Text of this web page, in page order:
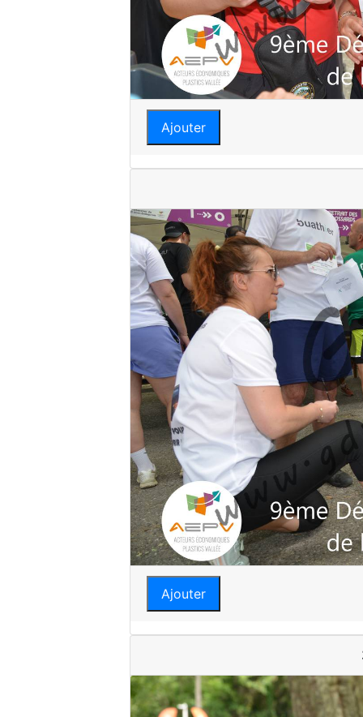
Ajouter
Ajouter